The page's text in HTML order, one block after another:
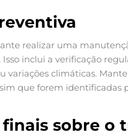
realizar uma
inclui a verificação
variações climáticas.
que forem identificadas
finais sobre o